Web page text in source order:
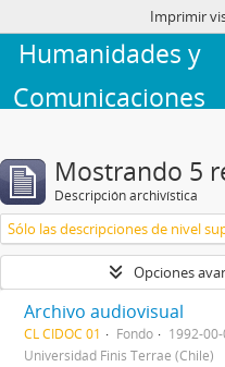
Facultad de
Humanidades y
Comunicaciones
Imprimir
Mostrando 5
Descripción archivística
Sólo las descripciones de nivel
Opciones
Archivo audiovisual
CL CIDOC 01 Fondo
1992-
Universidad Finis Terrae (Chile)